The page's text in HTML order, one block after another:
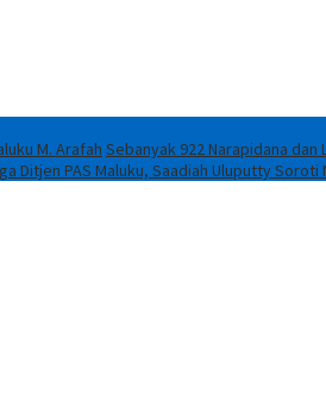
M. Arafah Sebanyak 922 Narapidana dan
Ditjen PAS Maluku, Saadiah Uluputty